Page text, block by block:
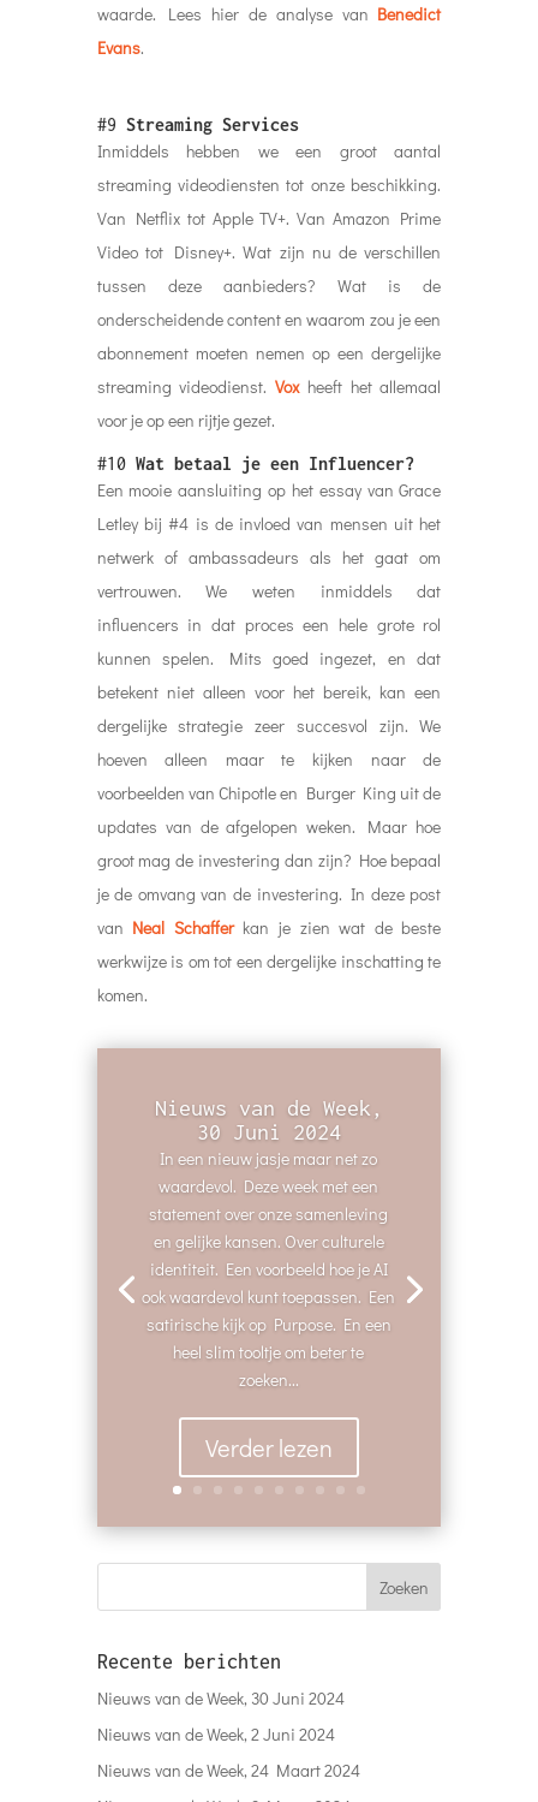
waarde. Lees hier de analyse van Benedict
Evans.
#9 Streaming Services
Inmiddels hebben we een groot aantal
streaming videodiensten tot onze beschikking.
Van Netflix tot Apple TV+. Van Amazon Prime
Video tot Disney+. Wat zijn nu de verschillen
tussen deze aanbieders? Wat is de
onderscheidende content en waarom zou je een
abonnement moeten nemen op een dergelijke
streaming videodienst.Voxheeft het allemaal
voor je op een rijtje gezet.
#10 Wat betaal je een Influencer?
Een mooie aansluiting op het essay van Grace
Letley bij #4 is de invloed van mensen uit het
netwerk of ambassadeurs als het gaat om
vertrouwen. We weten inmiddels dat
influencers in dat proces een hele grote rol
kunnen spelen. Mits goed ingezet, en dat
betekent niet alleen voor het bereik, kan een
dergelijke strategie zeer succesvol zijn. We
hoeven alleen maar te kijken naar de
voorbeelden van Chipotle en Burger King uit de
updates van de afgelopen weken. Maar hoe
groot mag de investering dan zijn? Hoe bepaal
je de omvang van de investering. In deze post
van Neal Schafferkan je zien wat de beste
werkwijze is om tot een dergelijke inschatting te
komen.
Nieuws van de Week,
30 Juni 2024
In een nieuw jasje maar net zo
waardevol. Deze week met een
statement over onze samenleving
en gelijke kansen. Over culturele
identiteit. Een voorbeeld hoe je AI
ook waardevol kunt toepassen. Een
satirische kijk op Purpose. En een
heel slim tooltje om beter te
zoeken...
Verder lezen
Recente berichten
Nieuws van de Week, 30 Juni 2024
Nieuws van de Week, 2 Juni 2024
Nieuws van de Week, 24 Maart 2024